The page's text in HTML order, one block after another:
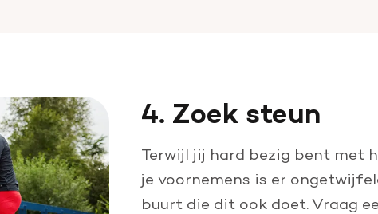
4. Zoek steun
Terwijl jij hard bezig bent met
je voornemens is er
buurt die dit ook doet. Vraag